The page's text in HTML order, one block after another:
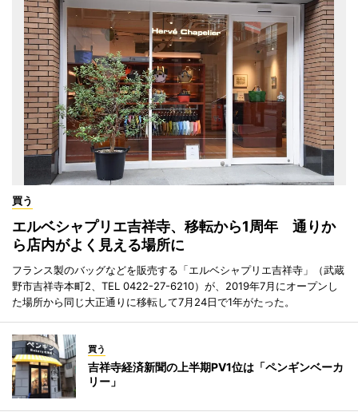
買う
エルベシャプリエ吉祥寺、移転から1周年 通りか
ら店内がよく見える場所に
フランス製のバッグなどを販売する「エルベシャプリエ吉祥寺」（武蔵
野市吉祥寺本町2、TEL 0422-27-6210）が、2019年7月にオープンし
た場所から同じ大正通りに移転して7月24日で1年がたった。
買う
吉祥寺経済新聞の上半期PV1位は「ペンギンベーカ
リー」